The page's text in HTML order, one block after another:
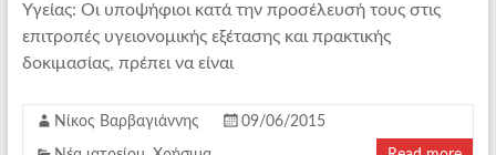
Υγείας: Οι υποψήφιοι κατά την προσέλευσή τους στις
επιτροπές υγειονομικής εξέτασης και πρακτικής
δοκιμασίας, πρέπει να είναι
Νίκος Βαρβαγιάννης 09/06/2015